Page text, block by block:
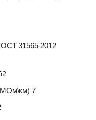
31565-2012
7